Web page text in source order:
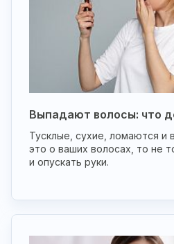
Выпадают волосы: что
Тусклые, сухие, ломаются и
это о ваших волосах, то не
и опускать руки.